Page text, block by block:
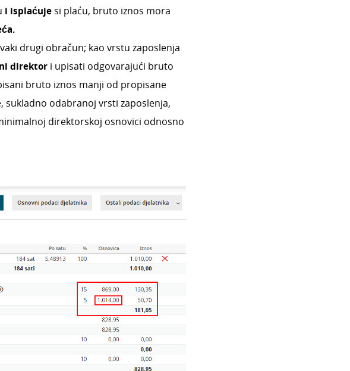
i isplaćujesi plaću, bruto iznos mora
drugi obračun; kao vrstu zaposlenja
direktor i upisati odgovarajući bruto
bruto iznos manji od propisane
odabranoj vrsti zaposlenja,
direktorskoj osnovici odnosno